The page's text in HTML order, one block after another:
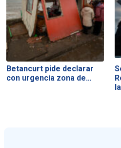
Betancurt pide declarar
con urgencia zona de…